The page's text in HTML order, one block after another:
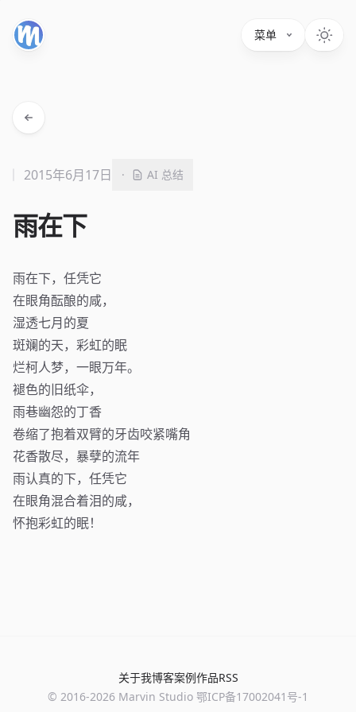
菜单
雨在下
2015年6月17日 · AI 总结
雨在下，任凭它
在眼角酝酿的咸，
湿透七月的夏
斑斓的天，彩虹的眠
烂柯人梦，一眼万年。
褪色的旧纸伞，
雨巷幽怨的丁香
卷缩了抱着双臂的牙齿咬紧嘴角
花香散尽，暴孽的流年
雨认真的下，任凭它
在眼角混合着泪的咸，
怀抱彩虹的眠！
关于我博客案例作品RSS
© 2016-2026 Marvin Studio 鄂ICP备17002041号-1